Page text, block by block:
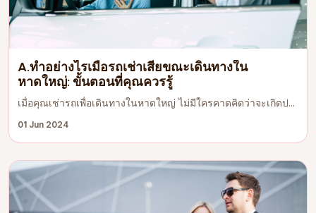
A.ทำอย่างไรเมื่อรถเช่าเสียขณะเดินทางใน
หาดใหญ่: ขั้นตอนที่คุณควรรู้
เมื่อคุณเช่ารถเพื่อเดินทางในหาดใหญ่ ไม่มีใครคาดคิดว่าจะเกิดป...
01 Jun 2024